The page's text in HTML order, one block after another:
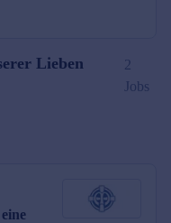
Lieben
2
Jobs